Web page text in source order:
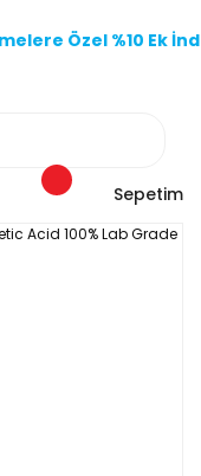
Özel %10 Ek
Sepetim